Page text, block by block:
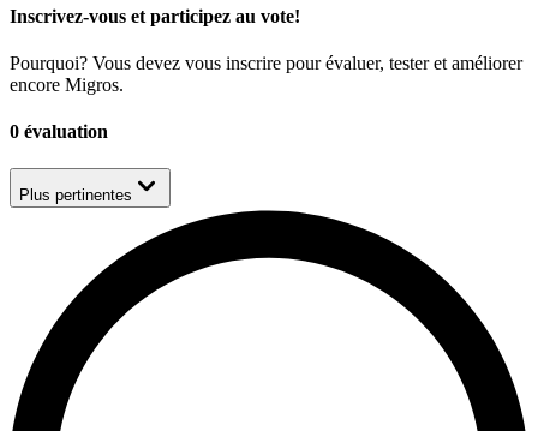
Inscrivez-vous et participez au vote!
Pourquoi? Vous devez vous inscrire pour évaluer, tester et améliorer
encore Migros.
0 évaluation
Plus pertinentes